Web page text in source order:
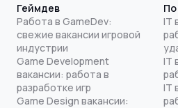
Геймдев
Работа в GameDev:
свежие вакансии игровой
индустрии
Game Development
вакансии: работа в
разработке игр
Game Design вакансии:
По
IT
IT
IT